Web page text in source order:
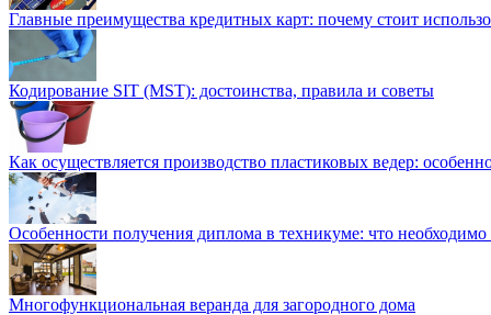
Главные преимущества кредитных карт: почему стоит
Кодирование SIT (MST): достоинства, правила и советы
Как осуществляется производство пластиковых ведер:
Особенности получения диплома в техникуме: что необходимо
Многофункциональная веранда для загородного дома